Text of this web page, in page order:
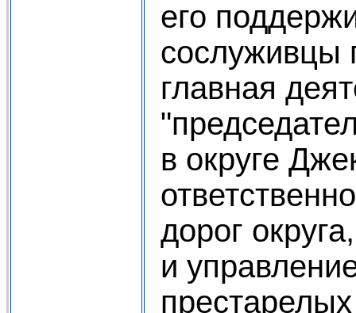
его
сослуживцы
главная
в округе
дорог
и